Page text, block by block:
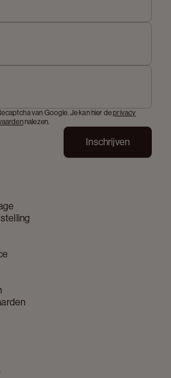
van Google. Je kan hier deprivacy
nalezen.
Inschrijven